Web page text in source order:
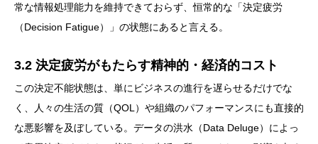
常な情報処理能力を維持できておらず、恒常的な「決定疲労
（Decision Fatigue）」の状態にあると言える。
3.2 決定疲労がもたらす精神的・経済的コスト
この決定不能状態は、単にビジネスの進行を遅らせるだけでな
く、人々の生活の質（QOL）や組織のパフォーマンスにも直接的
な悪影響を及ぼしている。データの洪水（Data Deluge）によっ